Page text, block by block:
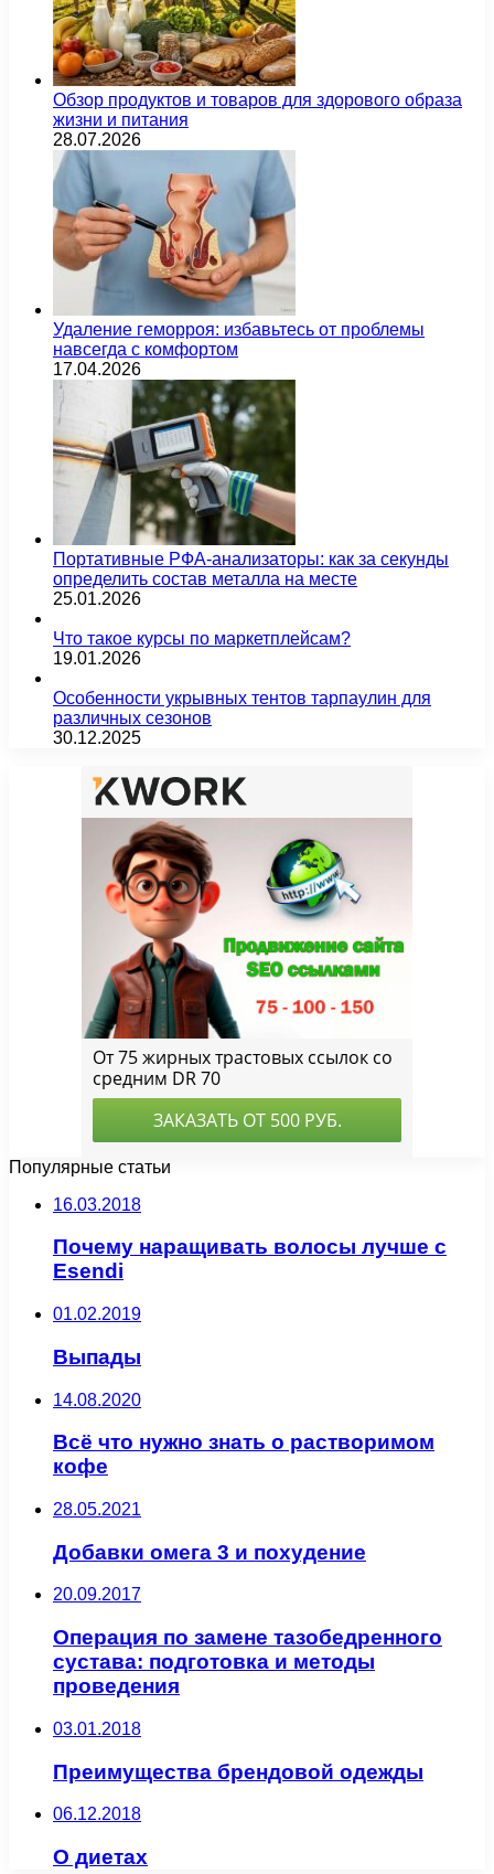
Обзор продуктов и товаров для здорового образа
жизни и питания
28.07.2026
Удаление геморроя: избавьтесь от проблемы
навсегда с комфортом
17.04.2026
Портативные РФА-анализаторы: как за секунды
определить состав металла на месте
25.01.2026
Что такое курсы по маркетплейсам?
19.01.2026
Особенности укрывных тентов тарпаулин для
различных сезонов
30.12.2025
Популярные статьи
16.03.2018
Почему наращивать волосы лучше с
Esendi
01.02.2019
Выпады
14.08.2020
Всё что нужно знать о растворимом
кофе
28.05.2021
Добавки омега 3 и похудение
20.09.2017
Операция по замене тазобедренного
сустава: подготовка и методы
проведения
03.01.2018
Преимущества брендовой одежды
06.12.2018
О диетах